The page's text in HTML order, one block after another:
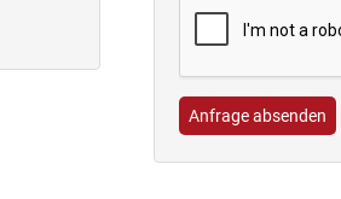
Anfrage absenden